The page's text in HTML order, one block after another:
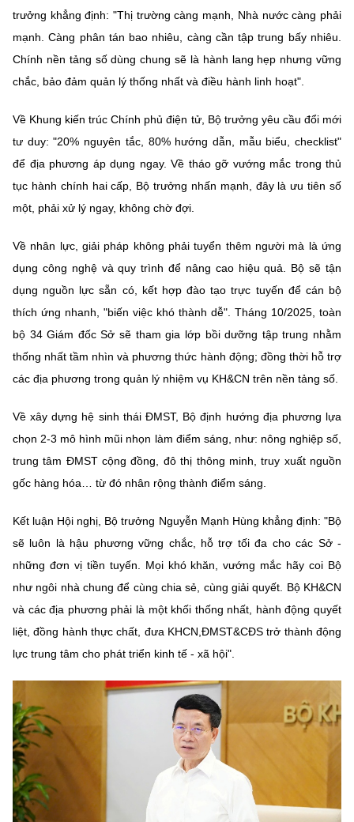
trưởng khẳng định: "Thị trường càng mạnh, Nhà nước càng phải
mạnh. Càng phân tán bao nhiêu, càng cần tập trung bấy nhiêu.
Chính nền tảng số dùng chung sẽ là hành lang hẹp nhưng vững
chắc, bảo đảm quản lý thống nhất và điều hành linh hoạt".
Về Khung kiến trúc Chính phủ điện tử, Bộ trưởng yêu cầu đổi mới
tư duy: "20% nguyên tắc, 80% hướng dẫn, mẫu biểu, checklist"
để địa phương áp dụng ngay. Về tháo gỡ vướng mắc trong thủ
tục hành chính hai cấp, Bộ trưởng nhấn mạnh, đây là ưu tiên số
một, phải xử lý ngay, không chờ đợi.
Về nhân lực, giải pháp không phải tuyển thêm người mà là ứng
dụng công nghệ và quy trình để nâng cao hiệu quả. Bộ sẽ tận
dụng nguồn lực sẵn có, kết hợp đào tạo trực tuyến để cán bộ
thích ứng nhanh, "biến việc khó thành dễ". Tháng 10/2025, toàn
bộ 34 Giám đốc Sở sẽ tham gia lớp bồi dưỡng tập trung nhằm
thống nhất tầm nhìn và phương thức hành động; đồng thời hỗ trợ
các địa phương trong quản lý nhiệm vụ KH&CN trên nền tảng số.
Về xây dựng hệ sinh thái ĐMST, Bộ định hướng địa phương lựa
chọn 2-3 mô hình mũi nhọn làm điểm sáng, như: nông nghiệp số,
trung tâm ĐMST cộng đồng, đô thị thông minh, truy xuất nguồn
gốc hàng hóa… từ đó nhân rộng thành điểm sáng.
Kết luận Hội nghị, Bộ trưởng Nguyễn Mạnh Hùng khẳng định: "Bộ
sẽ luôn là hậu phương vững chắc, hỗ trợ tối đa cho các Sở -
những đơn vị tiền tuyến. Mọi khó khăn, vướng mắc hãy coi Bộ
như ngôi nhà chung để cùng chia sẻ, cùng giải quyết. Bộ KH&CN
và các địa phương phải là một khối thống nhất, hành động quyết
liệt, đồng hành thực chất, đưa KHCN,ĐMST&CĐS trở thành động
lực trung tâm cho phát triển kinh tế - xã hội".